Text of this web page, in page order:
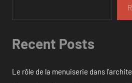
Recent Posts
Le rôle de la menuiserie dans